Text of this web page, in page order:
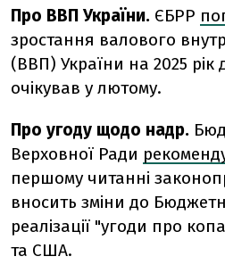
Про ВВП України. ЄБРР
зростання валового
(ВВП) України на 2025 рік
очікував у лютому.
Про угоду щодо надр.
Верховної Ради
першому читанні
вносить зміни до
реалізації "угоди про
та США.